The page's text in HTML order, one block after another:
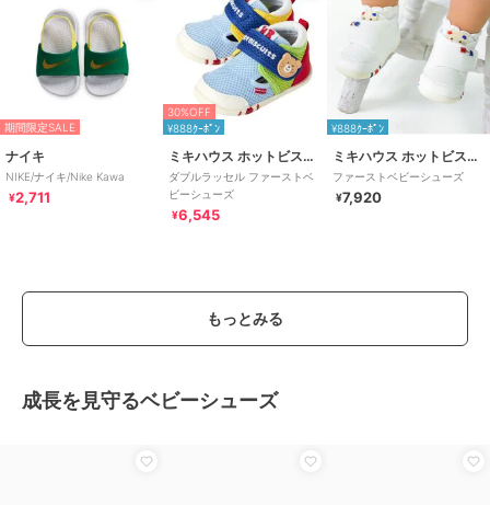
期間限定SALE
ナイキ
NIKE/ナイキ/Nike Kawa
¥2,711
30%OFF
¥888ｸｰﾎﾟﾝ
ミキハウス ホットビスケッツ
ダブルラッセル ファーストベ
ビーシューズ
¥6,545
¥888ｸｰﾎﾟﾝ
ミキハウス ホットビスケッツ
ファーストベビーシューズ
¥7,920
もっとみる
成長を見守るベビーシューズ